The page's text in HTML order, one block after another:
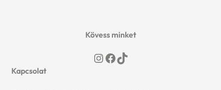
Kövess minket
Instagram
Facebook
TikTok
Kapcsolat